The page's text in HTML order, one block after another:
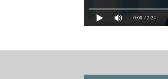
0:00 / 2:24